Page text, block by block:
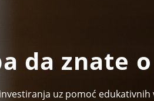
da znate
uz pomoć edukativnih